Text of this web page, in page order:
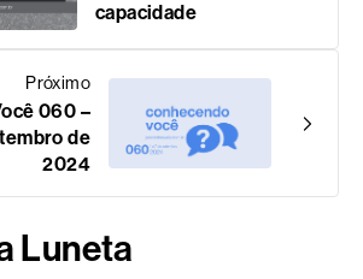
capacidade
Próximo
060 –
de
2024
Luneta